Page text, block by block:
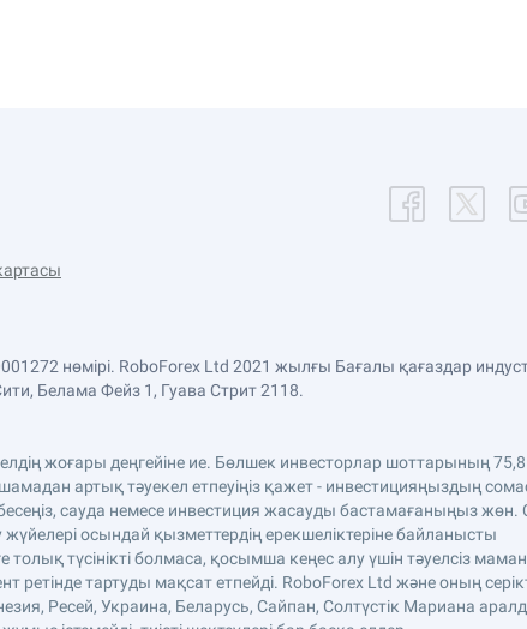
нөмірі. RoboForex Ltd 2021 жылғы Бағалы қағаздар
Белама Фейз 1, Гуава Стрит 2118.
жоғары деңгейіне ие. Бөлшек инвесторлар шоттарының
артық тәуекел етпеуіңіз қажет - инвестицияңыздың
сауда немесе инвестиция жасауды бастамағаныңыз жөн.
жүйелері осындай қызметтердің ерекшеліктеріне байланысты
түсінікті болмаса, қосымша кеңес алу үшін тәуелсіз
тартуды мақсат етпейді. RoboForex Ltd және оның
Ресей, Украина, Беларусь, Сайпан, Солтүстік Мариана